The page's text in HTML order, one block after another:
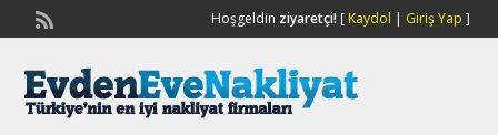
Hoşgeldin ziyaretçi![ Kaydol | Giriş Yap ]